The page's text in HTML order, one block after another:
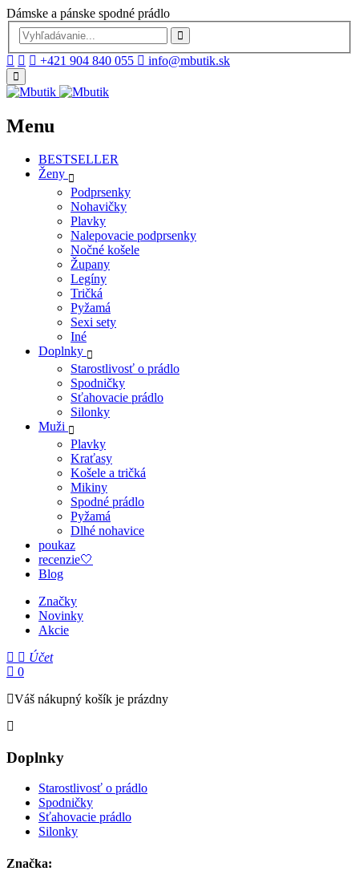
Dámske a pánske spodné prádlo
+421 904 840 055 info@mbutik.sk
Menu
BESTSELLER
Ženy
Podprsenky
Nohavičky
Plavky
Nalepovacie podprsenky
Nočné košele
Župany
Legíny
Tričká
Pyžamá
Sexi sety
Iné
Doplnky
Starostlivosť o prádlo
Spodničky
Sťahovacie prádlo
Silonky
Muži
Plavky
Kraťasy
Košele a tričká
Mikiny
Spodné prádlo
Pyžamá
Dlhé nohavice
poukaz
recenzie🤍
Blog
Značky
Novinky
Akcie
Účet
0
Váš nákupný košík je prázdny
Doplnky
Starostlivosť o prádlo
Spodničky
Sťahovacie prádlo
Silonky
Značka: